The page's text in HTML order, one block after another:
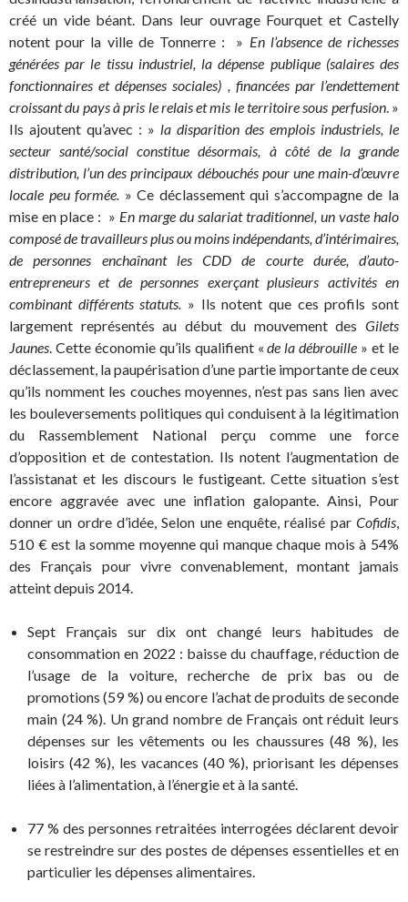
créé un vide béant. Dans leur ouvrage Fourquet et Castelly
notent pour la ville de Tonnerre : » En l’absence de richesses
générées par le tissu industriel, la dépense publique (salaires des
fonctionnaires et dépenses sociales) , financées par l’endettement
croissant du pays à pris le relais et mis le territoire sous perfusion. »
Ils ajoutent qu’avec : » la disparition des emplois industriels, le
secteur santé/social constitue désormais, à côté de la grande
distribution, l’un des principaux débouchés pour une main-d’œuvre
locale peu formée. » Ce déclassement qui s’accompagne de la
mise en place : » En marge du salariat traditionnel, un vaste halo
composé de travailleurs plus ou moins indépendants, d’intérimaires,
de personnes enchaînant les CDD de courte durée, d’auto-
entrepreneurs et de personnes exerçant plusieurs activités en
combinant différents statuts. » Ils notent que ces profils sont
largement représentés au début du mouvement des Gilets
Jaunes . Cette économie qu’ils qualifient «de la débrouille » et le
déclassement, la paupérisation d’une partie importante de ceux
qu’ils nomment les couches moyennes, n’est pas sans lien avec
les bouleversements politiques qui conduisent à la légitimation
du Rassemblement National perçu comme une force
d’opposition et de contestation. Ils notent l’augmentation de
l’assistanat et les discours le fustigeant. Cette situation s’est
encore aggravée avec une inflation galopante. Ainsi, Pour
donner un ordre d’idée, Selon une enquête, réalisé par Cofidis
510 € est la somme moyenne qui manque chaque mois à 54%
des Français pour vivre convenablement, montant jamais
atteint depuis 2014.
Sept Français sur dix ont changé leurs habitudes de
consommation en 2022 : baisse du chauffage, réduction de
l’usage de la voiture, recherche de prix bas ou de
promotions (59 %) ou encore l’achat de produits de seconde
main (24 %). Un grand nombre de Français ont réduit leurs
dépenses sur les vêtements ou les chaussures (48 %), les
loisirs (42 %), les vacances (40 %), priorisant les dépenses
liées à l’alimentation, à l’énergie et à la santé.
77 % des personnes retraitées interrogées déclarent devoir
se restreindre sur des postes de dépenses essentielles et en
particulier les dépenses alimentaires.